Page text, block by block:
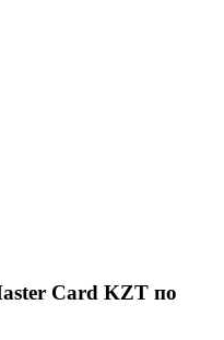
Card KZT по